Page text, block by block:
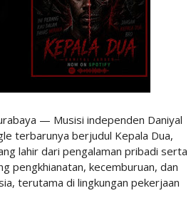
— Musisi independen Daniyal
terbarunya berjudul Kepala Dua,
lahir dari pengalaman pribadi serta
pengkhianatan, kecemburuan, dan
terutama di lingkungan pekerjaan